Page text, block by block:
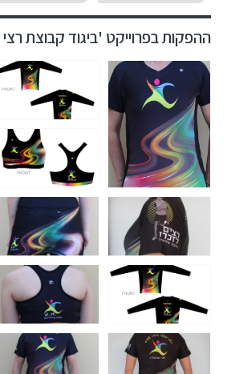
ההפקות בפרוייקט 'ביגוד קבוצת